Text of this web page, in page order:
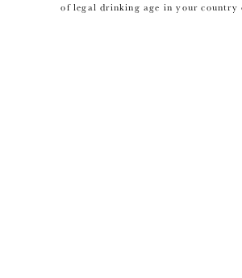
of legal drinking age in your country